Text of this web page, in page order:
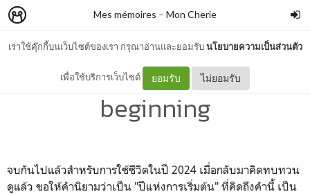
เราใช้คุ๊กกี้บนเว็บไซต์ของเรา กรุณาอ่านและยอมรับนโยบายความเป็นส่วนตัว
เพื่อใช้บริการเว็บไซต์ ยอมรับ ไม่ยอมรับ
Mes mémoires – Mon Cherie
The 2024: a year of
beginning
จบกันไปแล้วสำหรับการใช้ชีวิตในปี 2024 เมื่อกลับมาคิดทบทวน
ดูแล้ว ขอให้คำนิยามว่าเป็น "ปีแห่งการเริ่มต้น" ที่คิดถึงคำนี้ เป็น